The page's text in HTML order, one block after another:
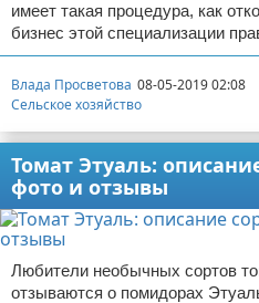
имеет такая процедура, как
бизнес этой специализации
Влада Просветова 08-05-2019 02:08
Сельское хозяйство
Томат Этуаль:
фото и отзывы
Любители необычных сортов
отзываются о помидорах